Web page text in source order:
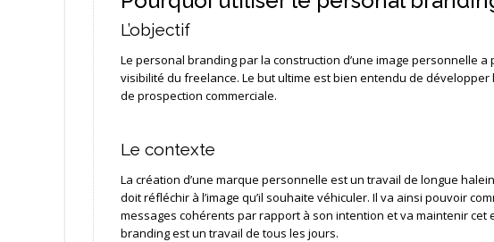
L’objectif
Le personal branding par la construction d’une image personnelle
visibilité du freelance. Le but ultime est bien entendu de
de prospection commerciale.
Le contexte
La création d’une marque personnelle est un travail de longue
doit réfléchir à l’image qu’il souhaite véhiculer. Il va ainsi pouvoir
messages cohérents par rapport à son intention et va maintenir cet
branding est un travail de tous les jours.